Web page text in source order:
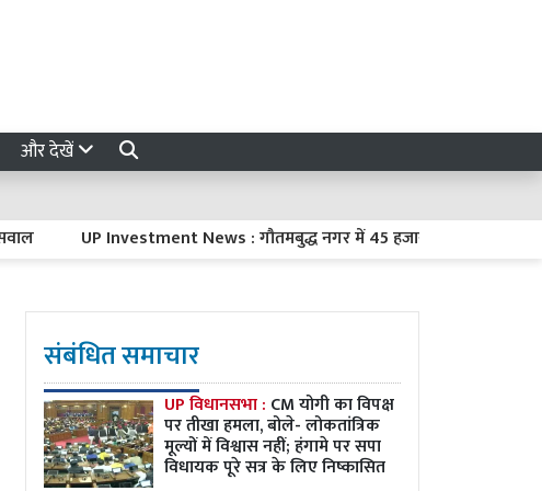
और देखें
UP Investment News : गौतमबुद्ध नगर में 45 हजार करोड़ रुपये का निवेश
संबंधित समाचार
UP विधानसभा : CM योगी का विपक्ष
पर तीखा हमला, बोले- लोकतांत्रिक
मूल्यों में विश्वास नहीं; हंगामे पर सपा
विधायक पूरे सत्र के लिए निष्कासित